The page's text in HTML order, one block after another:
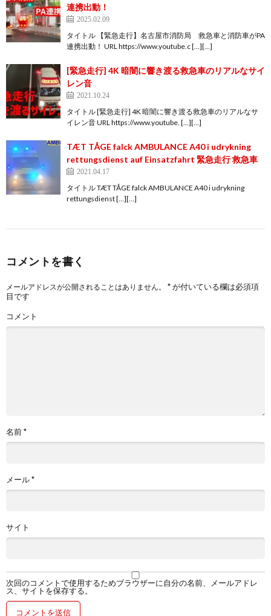
連携出動！
2025.02.09
タイトル 【緊急走行】名古屋市消防局 救急車と消防車がPA
連携出動！ URL https://www.youtube.c […][…]
[緊急走行] 4K 暗闇に響き渡る救急車のリアルなサイ
レン音
2021.10.24
タイトル [緊急走行] 4K 暗闇に響き渡る救急車のリアルなサ
イレン音 URL https://www.youtube. […][…]
TÆT TÅGE falck AMBULANCE A40 i udrykning
rettungsdienst auf Einsatzfahrt 緊急走行 救急車
2021.04.17
タイトル TÆT TÅGE falck AMBULANCE A40 i udrykning
rettungsdienst […][…]
コメントを書く
メールアドレスが公開されることはありません。 *が付いている欄は必須項
目です
コメント
名前*
メール*
サイト
次回のコメントで使用するためブラウザーに自分の名前、メールアドレ
ス、サイトを保存する。